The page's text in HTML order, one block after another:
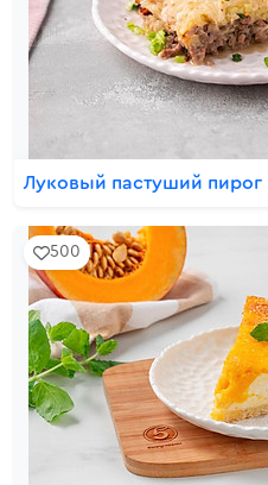
Луковый пастуший пирог
500